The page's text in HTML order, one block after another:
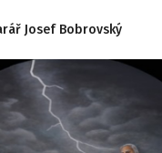
Josef Bobrovský